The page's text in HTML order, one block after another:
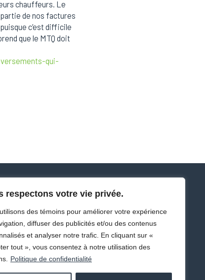
respectons votre vie privée.
des témoins pour améliorer votre expérience
diffuser des publicités et/ou des contenus
et analyser notre trafic. En cliquant sur «
tout », vous consentez à notre utilisation des
Politique de confidentialité
chauffeurs. Le
de nos factures
c’est difficile
que le MTQ doit
qui-
688-3695